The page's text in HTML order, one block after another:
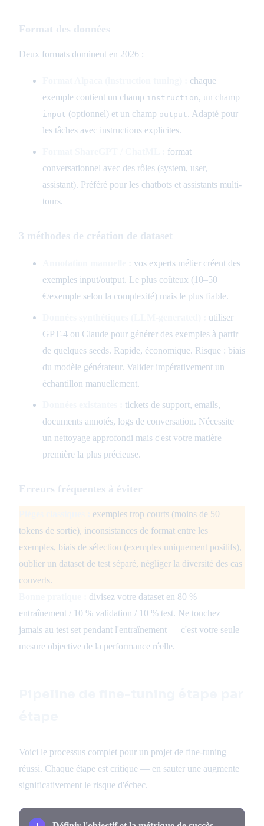
Format des données
Deux formats dominent en 2026 :
chaque
exemple contient un champ instruction, un champ
input (optionnel) et un champ output. Adapté pour
les tâches avec instructions explicites.
format
conversationnel avec des rôles (system, user,
assistant). Préféré pour les chatbots et assistants multi-
tours.
3 méthodes de création de dataset
vos experts métier créent des
exemples input/output. Le plus coûteux (10–50
€/exemple selon la complexité) mais le plus fiable.
utiliser
GPT-4 ou Claude pour générer des exemples à partir
de quelques seeds. Rapide, économique. Risque : biais
du modèle générateur. Valider impérativement un
échantillon manuellement.
tickets de support, emails,
documents annotés, logs de conversation. Nécessite
un nettoyage approfondi mais c'est votre matière
première la plus précieuse.
Erreurs fréquentes à éviter
exemples trop courts (moins de 50
tokens de sortie), inconsistances de format entre les
exemples, biais de sélection (exemples uniquement positifs),
oublier un dataset de test séparé, négliger la diversité des cas
couverts.
divisez votre dataset en 80 %
entraînement / 10 % validation / 10 % test. Ne touchez
jamais au test set pendant l'entraînement — c'est votre seule
mesure objective de la performance réelle.
Voici le processus complet pour un projet de fine-tuning
réussi. Chaque étape est critique — en sauter une augmente
significativement le risque d'échec.